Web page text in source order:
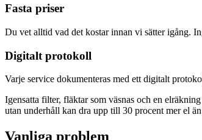
Fasta priser
Du vet alltid vad det kostar innan vi sätter igång.
Digitalt protokoll
Varje service dokumenteras med ett digitalt
Igensatta filter, fläktar som väsnas och en
utan underhåll kan dra upp till 30 procent mer el
Vanliga problem